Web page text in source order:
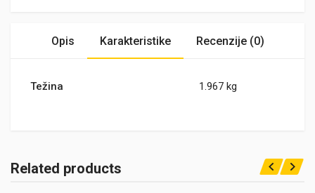
Opis Karakteristike Recenzije (0)
Težina 1.967 kg
Related products